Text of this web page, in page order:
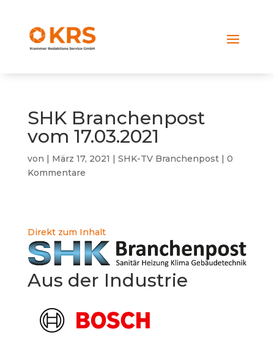
SHK Branchenpost
vom 17.03.2021
von | März 17, 2021 | SHK-TV Branchenpost| 0
Kommentare
Direkt zum Inhalt
Aus der Industrie